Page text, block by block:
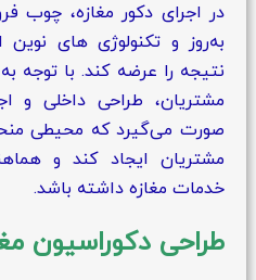
در اجرای دکور مغازه، چوب
به‌روز و تکنولوژی‌ های
نتیجه را عرضه کند. با توجه
مشتریان، طراحی داخلی و
صورت می‌گیرد که محیطی
مشتریان ایجاد کند و
خدمات مغازه داشته باشد.
طراحی دکوراسیون